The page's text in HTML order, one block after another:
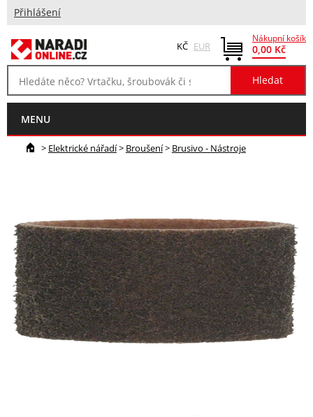
Přihlášení
Nákupní košík
0,00 Kč
KČ EUR
MENU
> Elektrické nářadí> Broušení> Brusivo - Nástroje